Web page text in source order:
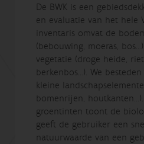
De BWK is een
en evaluatie van het hele
inventaris omvat de
(bebouwing, moeras,
vegetatie (droge heide,
berkenbos...). We
kleine
bomenrijen,
groentinten toont de
geeft de gebruiker een
natuurwaarde van een